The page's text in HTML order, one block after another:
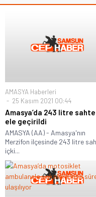
AMASYA Haberleri
25 Kasım 2021 00:44
Amasya’da 243 litre
ele geçirildi
AMASYA (AA) - Amasya'nın
Merzifon ilçesinde 243 litre
içki...